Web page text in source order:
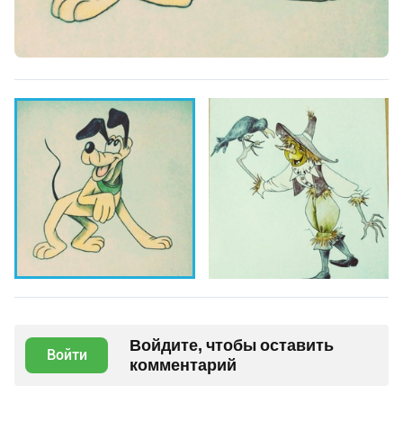
Войти
Войдите, чтобы оставить
комментарий